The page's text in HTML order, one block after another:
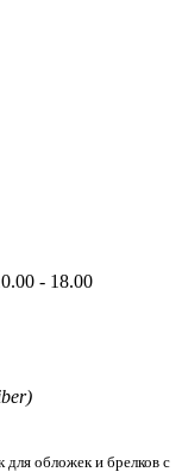
- 18.00
для обложек и брелков с